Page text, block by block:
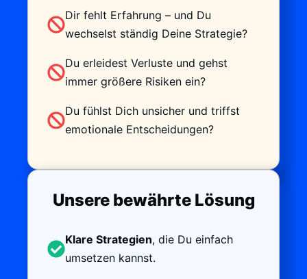
Dir fehlt Erfahrung – und Du
wechselst ständig Deine Strategie?
Du erleidest Verluste und gehst
immer größere Risiken ein?
Du fühlst Dich unsicher und triffst
emotionale Entscheidungen?
Unsere bewährte Lösung
Klare Strategien, die Du einfach
umsetzen kannst.